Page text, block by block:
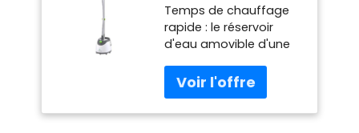
brosse à tissu
Blanc
Temps de chauffage
rapide : le réservoir
d'eau amovible d'une
chauffe en 45
secondes et fournit
jusqu'à 96 minutes de